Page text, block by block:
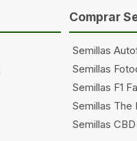
Comprar
Semillas
Semillas
Semillas F1
Semillas The
Semillas CBD